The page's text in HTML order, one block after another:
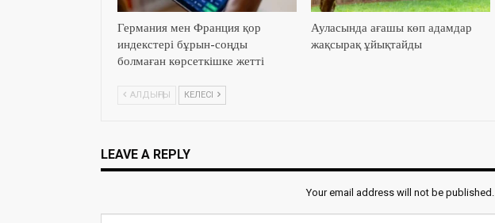
Германия мен Франция қор
индекстері бұрын-соңды
болмаған көрсеткішке жетті
Ауласында ағашы көп адамдар
жақсырақ ұйықтайды
АЛДЫҢҒЫ КЕЛЕСІ
LEAVE A REPLY
Your email address will not be published.